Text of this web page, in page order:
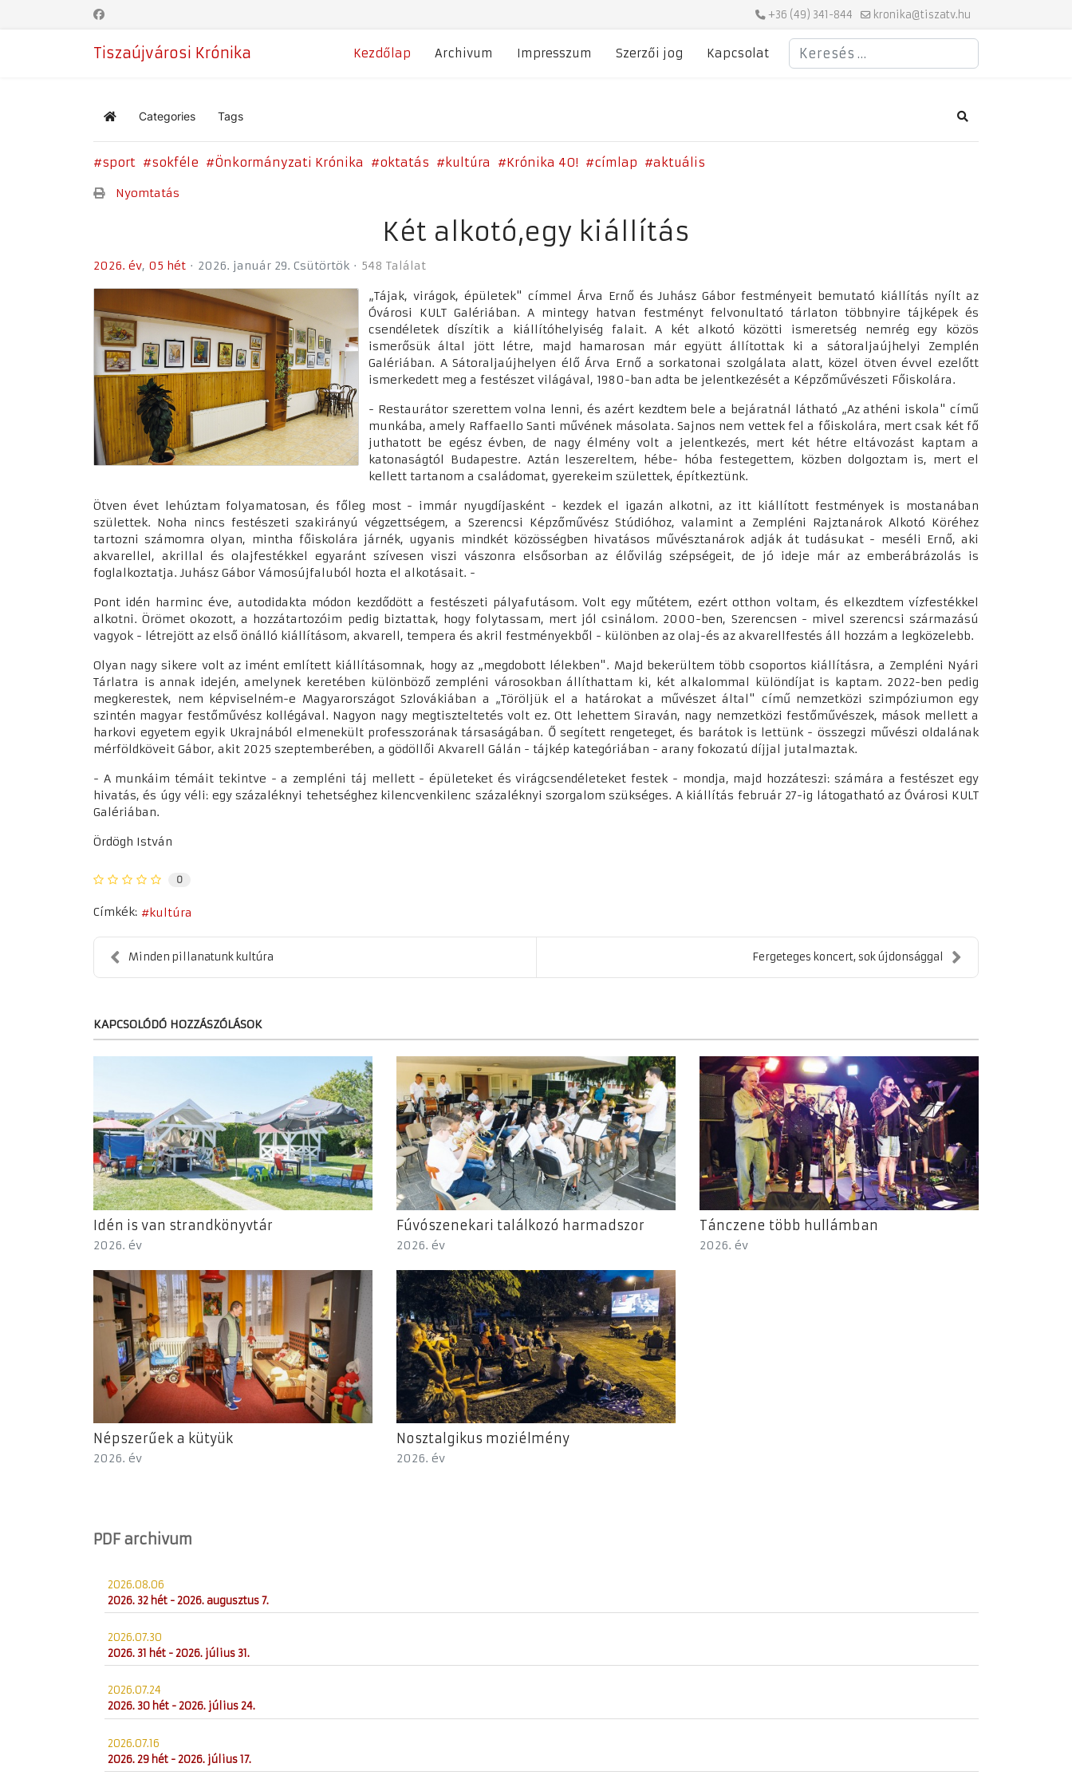
+36 (49) 341-844 kronika@tiszatv.hu
Tiszaújvárosi Krónika Kezdőlap Archivum Impresszum Szerzői jog Kapcsolat
Keresés
Home Categories Tags Search
sport sokféle Önkormányzati Krónika oktatás kultúra Krónika 40! címlap aktuális
Nyomtatás
Két alkotó,egy kiállítás
2026. év 05 hét 2026. január 29. Csütörtök 548 Találat
„Tájak, virágok, épületek" címmel Árva Ernő és Juhász Gábor festményeit bemutató kiállítás nyílt az
Óvárosi KULT Galériában. A mintegy hatvan festményt felvonultató tárlaton többnyire tájképek és
csendéletek díszítik a kiállítóhelyiség falait. A két alkotó közötti ismeretség nemrég egy közös
ismerősük által jött létre, majd hamarosan már együtt állítottak ki a sátoraljaújhelyi Zemplén
Galériában. A Sátoraljaújhelyen élő Árva Ernő a sorkatonai szolgálata alatt, közel ötven évvel ezelőtt
ismerkedett meg a festészet világával, 1980-ban adta be jelentkezését a Képzőművészeti Főiskolára.
- Restaurátor szerettem volna lenni, és azért kezdtem bele a bejáratnál látható „Az athéni iskola" című
munkába, amely Raffaello Santi művének másolata. Sajnos nem vettek fel a főiskolára, mert csak két fő
juthatott be egész évben, de nagy élmény volt a jelentkezés, mert két hétre eltávozást kaptam a
katonaságtól Budapestre. Aztán leszereltem, hébe- hóba festegettem, közben dolgoztam is, mert el
kellett tartanom a családomat, gyerekeim születtek, építkeztünk.
Ötven évet lehúztam folyamatosan, és főleg most - immár nyugdíjasként - kezdek el igazán alkotni, az itt kiállított festmények is mostanában
születtek. Noha nincs festészeti szakirányú végzettségem, a Szerencsi Képzőművész Stúdióhoz, valamint a Zempléni Rajztanárok Alkotó Köréhez
tartozni számomra olyan, mintha főiskolára járnék, ugyanis mindkét közösségben hivatásos művésztanárok adják át tudásukat - meséli Ernő, aki
akvarellel, akrillal és olajfestékkel egyaránt szívesen viszi vászonra elsősorban az élővilág szépségeit, de jó ideje már az emberábrázolás is
foglalkoztatja. Juhász Gábor Vámosújfaluból hozta el alkotásait. -
Pont idén harminc éve, autodidakta módon kezdődött a festészeti pályafutásom. Volt egy műtétem, ezért otthon voltam, és elkezdtem vízfestékkel
alkotni. Örömet okozott, a hozzátartozóim pedig biztattak, hogy folytassam, mert jól csinálom. 2000-ben, Szerencsen - mivel szerencsi származású
vagyok - létrejött az első önálló kiállításom, akvarell, tempera és akril festményekből - különben az olaj-és az akvarellfestés áll hozzám a legközelebb.
Olyan nagy sikere volt az imént említett kiállításomnak, hogy az „megdobott lélekben". Majd bekerültem több csoportos kiállításra, a Zempléni Nyári
Tárlatra is annak idején, amelynek keretében különböző zempléni városokban állíthattam ki, két alkalommal különdíjat is kaptam. 2022-ben pedig
megkerestek, nem képviselném-e Magyarországot Szlovákiában a „Töröljük el a határokat a művészet által" című nemzetközi szimpóziumon egy
szintén magyar festőművész kollégával. Nagyon nagy megtiszteltetés volt ez. Ott lehettem Siraván, nagy nemzetközi festőművészek, mások mellett a
harkovi egyetem egyik Ukrajnából elmenekült professzorának társaságában. Ő segített rengeteget, és barátok is lettünk - összegzi művészi oldalának
mérföldköveit Gábor, akit 2025 szeptemberében, a gödöllői Akvarell Gálán - tájkép kategóriában - arany fokozatú díjjal jutalmaztak.
- A munkáim témáit tekintve - a zempléni táj mellett - épületeket és virágcsendéleteket festek - mondja, majd hozzáteszi: számára a festészet egy
hivatás, és úgy véli: egy százaléknyi tehetséghez kilencvenkilenc százaléknyi szorgalom szükséges. A kiállítás február 27-ig látogatható az Óvárosi KULT
Galériában.
Ördögh István
0
Címkék: kultúra
Minden pillanatunk kultúra Fergeteges koncert, sok újdonsággal
KAPCSOLÓDÓ HOZZÁSZÓLÁSOK
Idén is van strandkönyvtár
2026. év
Fúvószenekari találkozó harmadszor
2026. év
Tánczene több hullámban
2026. év
Népszerűek a kütyük
2026. év
Nosztalgikus moziélmény
2026. év
PDF archivum
2026.08.06
2026. 32 hét - 2026. augusztus 7.
2026.07.30
2026. 31 hét - 2026. július 31.
2026.07.24
2026. 30 hét - 2026. július 24.
2026.07.16
2026. 29 hét - 2026. július 17.